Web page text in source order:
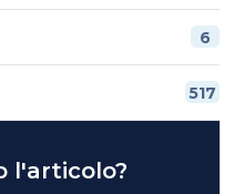
6
517
l'articolo?